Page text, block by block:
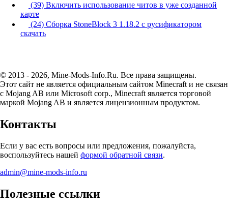
(39) Включить использование читов в уже созданной
карте
(24) Сборка StoneBlock 3 1.18.2 с русификатором
скачать
© 2013 - 2026, Mine-Mods-Info.Ru. Все права защищены.
Этот сайт не является официальным сайтом Minecraft и не связан
с Mojang AB или Microsoft corp., Minecraft является торговой
маркой Mojang AB и является лицензионным продуктом.
Контакты
Если у вас есть вопросы или предложения, пожалуйста,
воспользуйтесь нашей формой обратной связи.
admin@mine-mods-info.ru
Полезные ссылки